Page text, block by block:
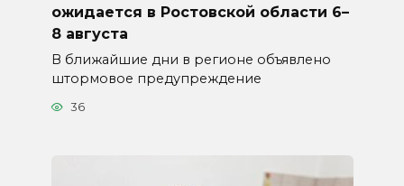
ожидается в Ростовской области 6–
8 августа
В ближайшие дни в регионе объявлено
штормовое предупреждение
36